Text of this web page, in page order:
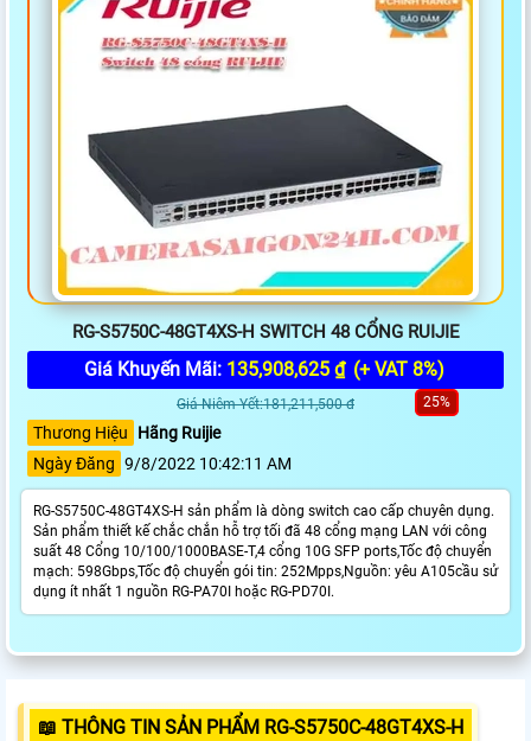
RG-S5750C-48GT4XS-H SWITCH 48 CỔNG RUIJIE
Giá Khuyến Mãi: 135,908,625 ₫ (+ VAT 8%)
Giá Niêm Yết:181,211,500 đ 25%
Thương Hiệu
Hãng Ruijie
Ngày Đăng 9/8/2022 10:42:11 AM
RG-S5750C-48GT4XS-H sản phẩm là dòng switch cao cấp chuyên dụng.
Sản phẩm thiết kế chắc chắn hỗ trợ tối đã 48 cổng mạng LAN với công
suất 48 Cổng 10/100/1000BASE-T,4 cổng 10G SFP ports,Tốc độ chuyển
mạch: 598Gbps,Tốc độ chuyển gói tin: 252Mpps,Nguồn: yêu A105cầu sử
dụng ít nhất 1 nguồn RG-PA70I hoặc RG-PD70I.
📖 THÔNG TIN SẢN PHẨM RG-S5750C-48GT4XS-H